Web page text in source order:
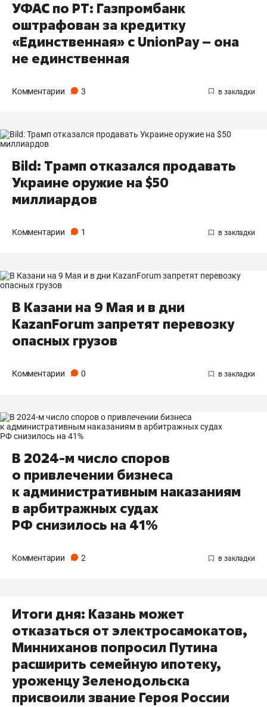
УФАС по РТ: Газпромбанк
оштрафован за кредитку
«Единственная» с UnionPay – она
не единственная
Комментарии 3
Bild: Трамп отказался продавать
Украине оружие на $50
миллиардов
Комментарии 1
В Казани на 9 Мая и в дни
KazanForum запретят перевозку
опасных грузов
Комментарии 0
В 2024-м число споров
о привлечении бизнеса
к административным наказаниям
в арбитражных судах
РФ снизилось на 41%
Комментарии 2
Итоги дня: Казань может
отказаться от электросамокатов,
Минниханов попросил Путина
расширить семейную ипотеку,
уроженцу Зеленодольска
присвоили звание Героя России